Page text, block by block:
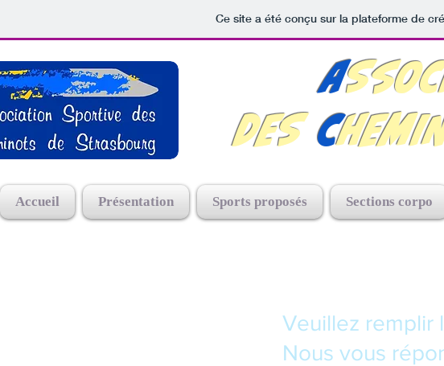
Ce site a été conçu sur la plateforme de
A
DESC
Accueil Présentation Sports proposés Sections corpo
Veuillez remplir
Nous vous